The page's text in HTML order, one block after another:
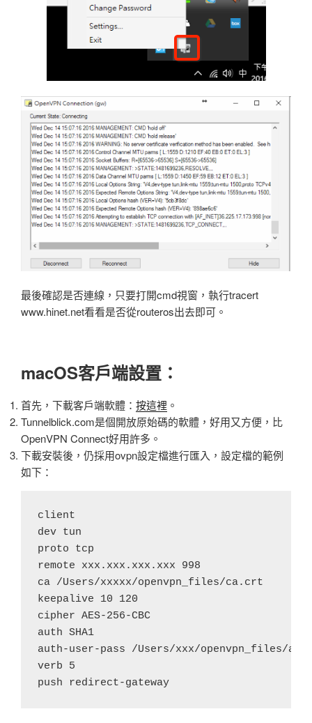
最後確認是否連線，只要打開cmd視窗，執行tracert
www.hinet.net看看是否從routeros出去即可。
macOS客戶端設置：
首先，下載客戶端軟體： 按這裡 。
Tunnelblick.com是個開放原始碼的軟體，好用又方便，比
OpenVPN Connect好用許多。
下載安裝後，仍採用ovpn設定檔進行匯入，設定檔的範例
如下：
client
dev tun
proto tcp
remote xxx.xxx.xxx.xxx 998
ca /Users/xxxxx/openvpn_files/ca.crt
keepalive 10 120
cipher AES-256-CBC
auth SHA1
auth-user-pass /Users/xxx/openvpn_files/
verb 5